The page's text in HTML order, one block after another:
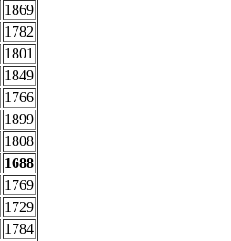
1869
1782
1801
1849
1766
1899
1808
1688
1769
1729
1784